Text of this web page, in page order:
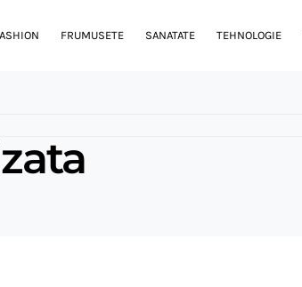
FRUMUSETE SANATATE TEHNOLOGIE